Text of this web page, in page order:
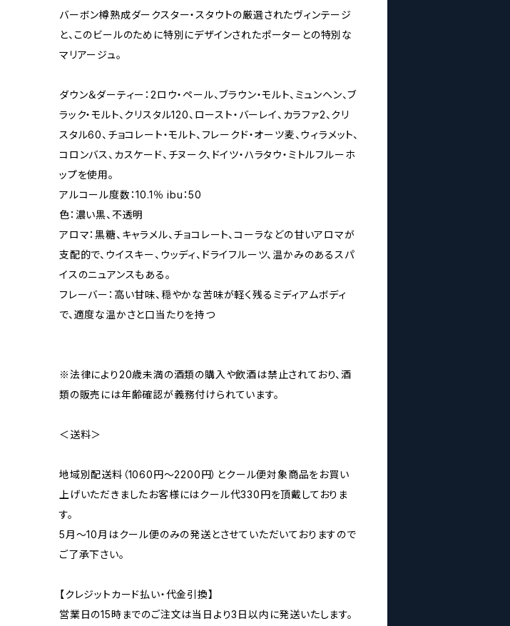
バーボン樽熟成ダークスター・スタウトの厳選されたヴィンテージ
と、このビールのために特別にデザインされたポーターとの特別な
マリアージュ。
ダウン＆ダーティー：2ロウ・ペール、ブラウン・モルト、ミュンヘン、ブ
ラック・モルト、クリスタル120、ロースト・バーレイ、カラファ2、クリ
スタル60、チョコレート・モルト、フレークド・オーツ麦、ウィラメット、
コロンバス、カスケード、チヌーク、ドイツ・ハラタウ・ミトルフルーホ
ップを使用。
アルコール度数：10.1％ ibu：50
色：濃い黒、不透明
アロマ：黒糖、キャラメル、チョコレート、コーラなどの甘いアロマが
支配的で、ウイスキー、ウッディ、ドライフルーツ、温かみのあるスパ
イスのニュアンスもある。
フレーバー：高い甘味、穏やかな苦味が軽く残るミディアムボディ
で、適度な温かさと口当たりを持つ
※法律により20歳未満の酒類の購入や飲酒は禁止されており、酒
類の販売には年齢確認が義務付けられています。
＜送料＞
地域別配送料（1060円～2200円）とクール便対象商品をお買い
上げいただきましたお客様にはクール代330円を頂戴しておりま
す。
5月～10月はクール便のみの発送とさせていただいておりますので
ご了承下さい。
【クレジットカード払い・代金引換】
営業日の15時までのご注文は当日より3日以内に発送いたします。